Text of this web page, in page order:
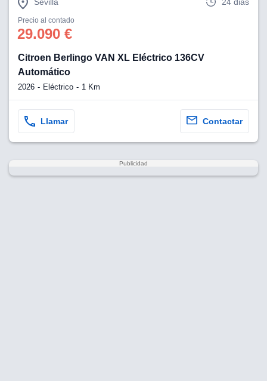
Precio al contado
29.090 €
Citroen Berlingo VAN XL Eléctrico 136CV
Automático
2026 Eléctrico 1 Km
Llamar Contactar